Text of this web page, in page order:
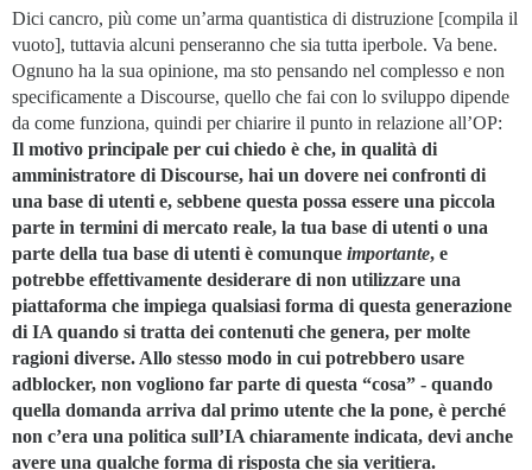
Dici cancro, più come un’arma quantistica di distruzione [compila il
vuoto], tuttavia alcuni penseranno che sia tutta iperbole. Va bene.
Ognuno ha la sua opinione, ma sto pensando nel complesso e non
specificamente a Discourse, quello che fai con lo sviluppo dipende
da come funziona, quindi per chiarire il punto in relazione all’OP:
Il motivo principale per cui chiedo è che, in qualità di
amministratore di Discourse, hai un dovere nei confronti di
una base di utenti e, sebbene questa possa essere una piccola
parte in termini di mercato reale, la tua base di utenti o una
parte della tua base di utenti è comunque importante, e
potrebbe effettivamente desiderare di non utilizzare una
piattaforma che impiega qualsiasi forma di questa generazione
di IA quando si tratta dei contenuti che genera, per molte
ragioni diverse. Allo stesso modo in cui potrebbero usare
adblocker, non vogliono far parte di questa “cosa” - quando
quella domanda arriva dal primo utente che la pone, è perché
non c’era una politica sull’IA chiaramente indicata, devi anche
avere una qualche forma di risposta che sia veritiera.